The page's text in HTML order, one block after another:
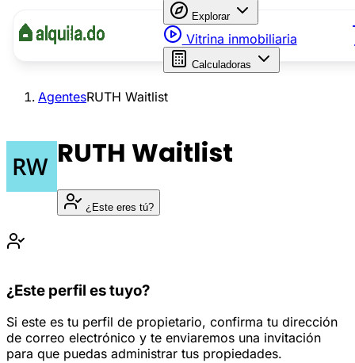
Explorar
Vitrina inmobiliaria
Calculadoras
AgentesRUTH Waitlist
RUTH Waitlist
¿Este eres tú?
¿Este perfil es tuyo?
Si este es tu perfil de propietario, confirma tu dirección
de correo electrónico y te enviaremos una invitación
para que puedas administrar tus propiedades.